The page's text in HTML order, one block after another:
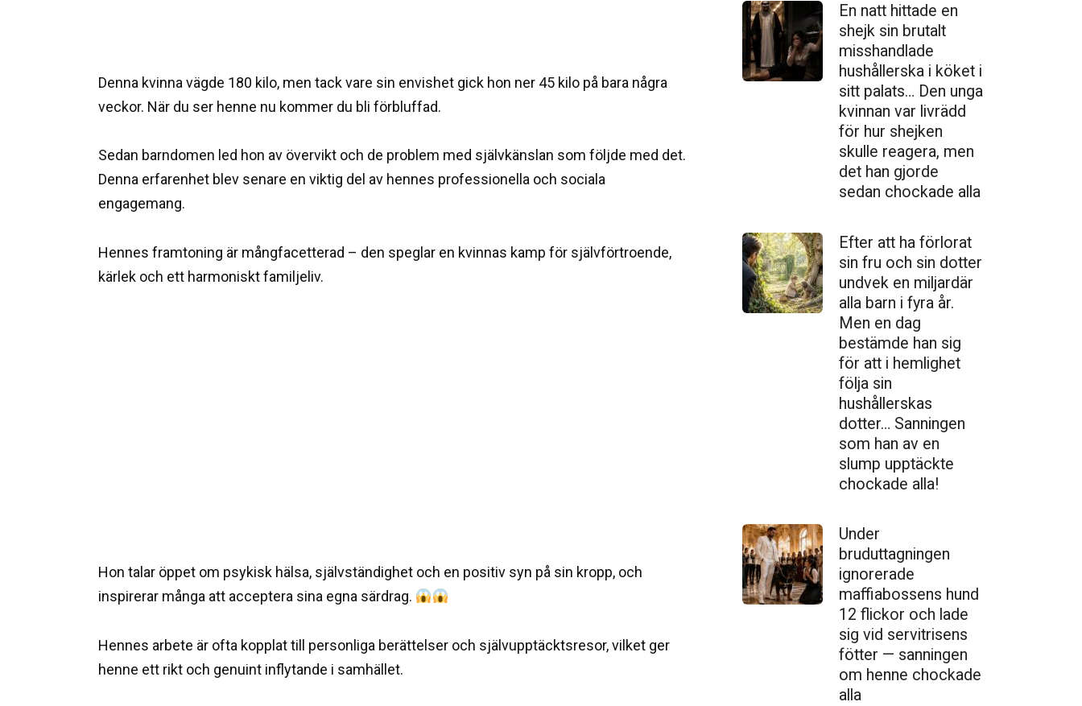
Denna kvinna vägde 180 kilo, men tack vare sin envishet gick hon ner 45 kilo på bara några
veckor. När du ser henne nu kommer du bli förbluffad.
Sedan barndomen led hon av övervikt och de problem med självkänslan som följde med det.
Denna erfarenhet blev senare en viktig del av hennes professionella och sociala
engagemang.
Hennes framtoning är mångfacetterad – den speglar en kvinnas kamp för självförtroende,
kärlek och ett harmoniskt familjeliv.
Hon talar öppet om psykisk hälsa, självständighet och en positiv syn på sin kropp, och
inspirerar många att acceptera sina egna särdrag.
Hennes arbete är ofta kopplat till personliga berättelser och självupptäcktsresor, vilket ger
henne ett rikt och genuint inflytande i samhället.
En natt hittade en
shejk sin brutalt
misshandlade
hushållerska i köket i
sitt palats… Den unga
kvinnan var livrädd
för hur shejken
skulle reagera, men
det han gjorde
sedan chockade alla
Efter att ha förlorat
sin fru och sin dotter
undvek en miljardär
alla barn i fyra år.
Men en dag
bestämde han sig
för att i hemlighet
följa sin
hushållerskas
dotter… Sanningen
som han av en
slump upptäckte
chockade alla!
Under
bruduttagningen
ignorerade
maffiabossens hund
12 flickor och lade
sig vid servitrisens
fötter — sanningen
om henne chockade
alla